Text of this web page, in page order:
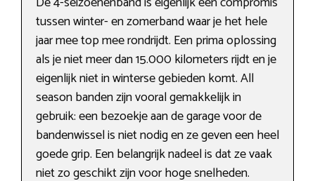
tussen winter- en zomerband waar je het hele
jaar mee top mee rondrijdt. Een prima oplossing
als je niet meer dan 15.000 kilometers rijdt en je
eigenlijk niet in winterse gebieden komt. All
season banden zijn vooral gemakkelijk in
gebruik: een bezoekje aan de garage voor de
bandenwissel is niet nodig en ze geven een heel
goede grip. Een belangrijk nadeel is dat ze vaak
niet zo geschikt zijn voor hoge snelheden.